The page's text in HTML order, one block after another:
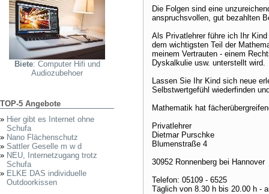
Biete: Computer Hifi und
Audiozubehoer
TOP-5 Angebote
» Hier gibt es Internet ohne
Schufa
» Nano Flächenschutz
» Sattler Geselle m w d
» NEU, Internetzugang trotz
Schufa
» ELKE DAS individuelle
Outdoorkissen
Die Folgen sind eine
anspruchsvollen, gut bezahlten
Als Privatlehrer führe ich Ihr
dem wichtigsten Teil der
meinem Vertrauten - einem
Dyskalkulie usw. unterstellt wird.
Lassen Sie Ihr Kind sich neue
Selbstwertgefühl wiederfinden
Mathematik hat
Privatlehrer
Dietmar Purschke
Blumenstraße 4
30952 Ronnenberg bei Hannover
Telefon: 05109 - 6525
Täglich von 8.30 h bis 20.00 h -